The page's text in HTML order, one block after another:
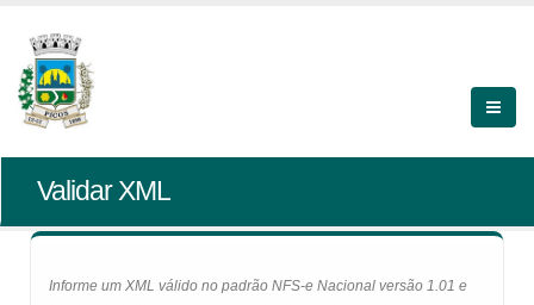
Validar XML
Informe um XML válido no padrão NFS-e Nacional versão 1.01 e